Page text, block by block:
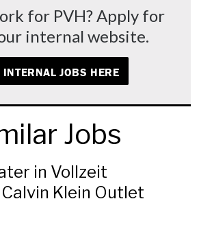
for PVH? Apply for
internal website.
INTERNAL JOBS HERE
Jobs
in Vollzeit
Klein Outlet